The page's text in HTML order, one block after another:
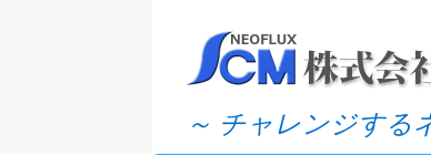
～ チャレンジする